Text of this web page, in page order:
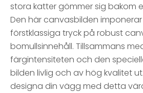
stora katter gömmer sig bakom
Den här canvasbilden
förstklassiga tryck på robust
bomullsinnehåll. Tillsammans
färgintensiteten och den
bilden livlig och av hög kvalitet
designa din vägg med detta